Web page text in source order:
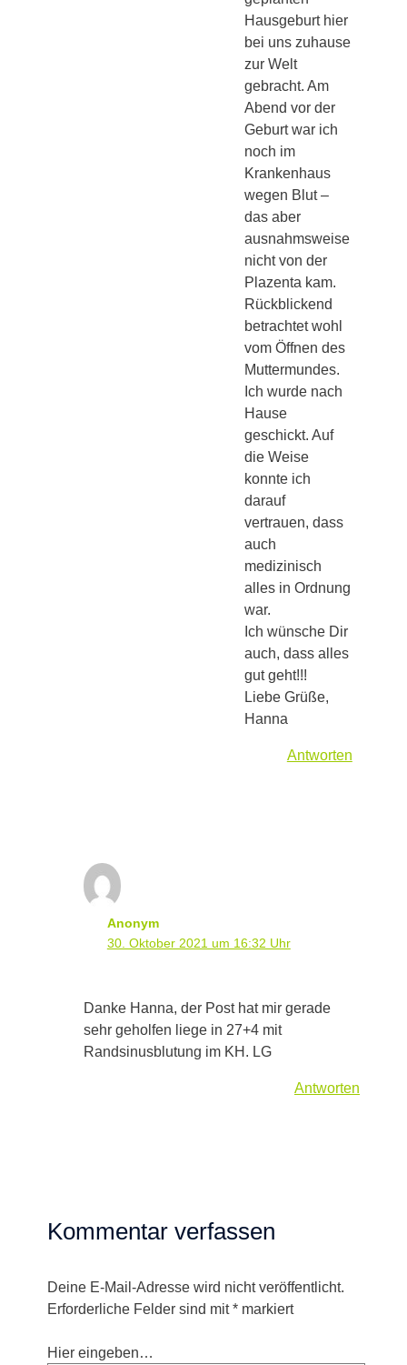
Hausgeburt hier
bei uns zuhause
zur Welt
gebracht. Am
Abend vor der
Geburt war ich
noch im
Krankenhaus
wegen Blut –
das aber
ausnahmsweise
nicht von der
Plazenta kam.
Rückblickend
betrachtet wohl
vom Öffnen des
Muttermundes.
Ich wurde nach
Hause
geschickt. Auf
die Weise
konnte ich
darauf
vertrauen, dass
auch
medizinisch
alles in Ordnung
war.
Ich wünsche Dir
auch, dass alles
gut geht!!!
Liebe Grüße,
Hanna
Antworten
Anonym
30. Oktober 2021 um 16:32 Uhr
Danke Hanna, der Post hat mir gerade
sehr geholfen liege in 27+4 mit
Randsinusblutung im KH. LG
Antworten
Kommentar verfassen
Deine E-Mail-Adresse wird nicht veröffentlicht.
Erforderliche Felder sind mit*markiert
Hier eingeben…